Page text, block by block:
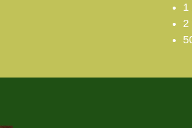
1
2